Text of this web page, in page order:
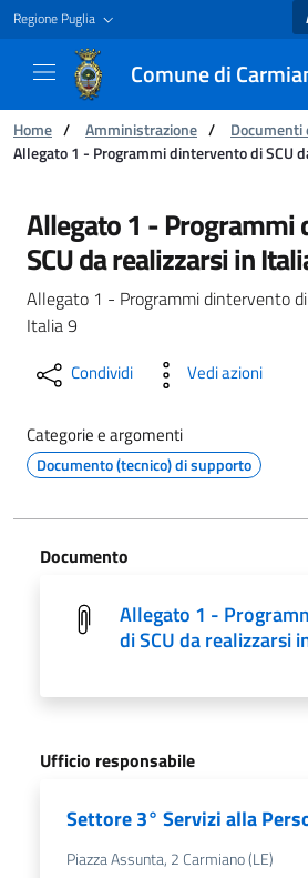
Regione Puglia
Comune di
Ti trovi in:
Home / Amministrazione / Documenti
Allegato 1 - Programmi dintervento di SCU
Allegato 1 - Programmi
Allegato 1 - Programmi
SCU da realizzarsi in
Allegato 1 - Programmi dintervento di
Italia 9
Condividi Vedi azioni
Categorie e argomenti
Documento (tecnico) di supporto
Documento
Allegato 1 -
di SCU da realizzarsi
Ufficio responsabile
Settore 3° Servizi alla
Piazza Assunta, 2 Carmiano (LE)